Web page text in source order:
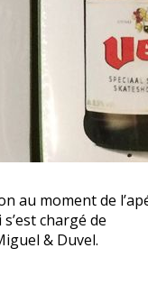
au moment de
chargé de
& Duvel.